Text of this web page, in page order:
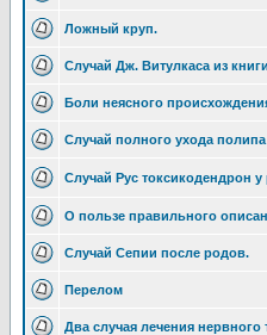
Ложный круп.
Случай Дж. Витулкаса из
Боли неясного
Случай полного ухода
Случай Рус токсикодендрон у
О пользе правильного
Случай Сепии после родов.
Перелом
Два случая лечения нервного